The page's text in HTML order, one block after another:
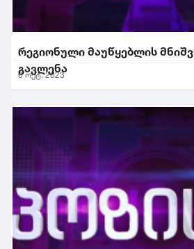
რეგიონული მაუწყებლის
გავლენა
6 ოქტ. 2023